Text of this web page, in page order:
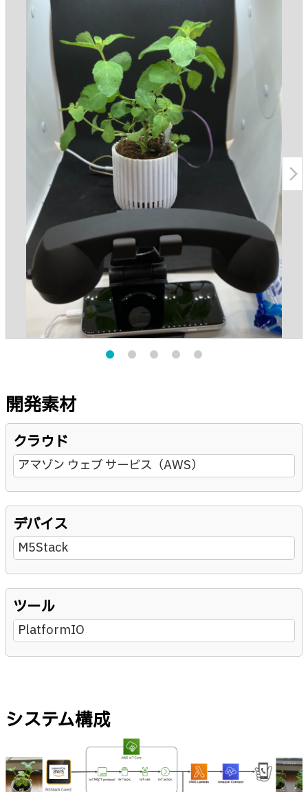
arrow_forward_ios
開発素材
クラウド
アマゾン ウェブ サービス（AWS）
デバイス
M5Stack
ツール
PlatformIO
システム構成